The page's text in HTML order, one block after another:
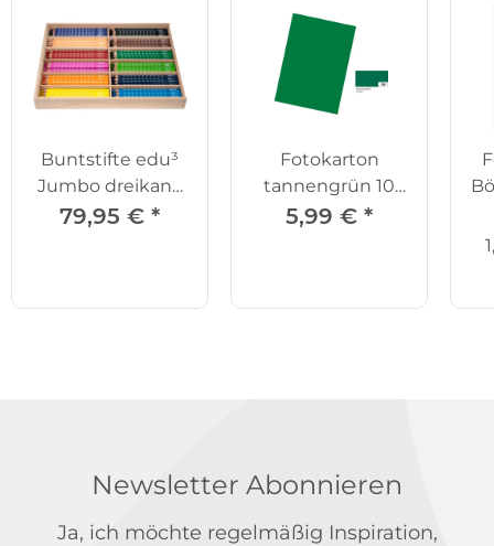
Buntstifte edu³
Jumbo dreikant,
144er Set
79,95 € *
Fotokarton
tannengrün 10
Bögen
5,99 € *
Newsletter Abonnieren
Ja, ich möchte regelmäßig Inspiration,